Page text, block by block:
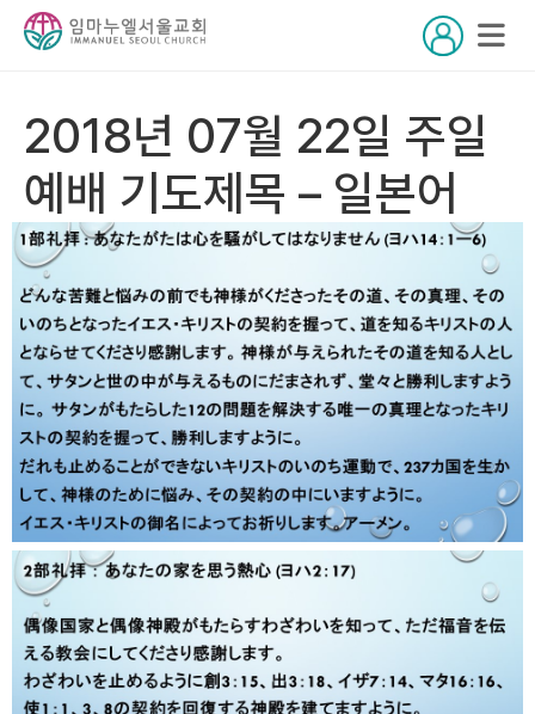
2018년 07월 22일 주일
예배 기도제목 – 일본어